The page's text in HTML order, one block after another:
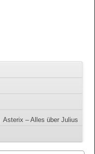
Asterix – Alles über Julius